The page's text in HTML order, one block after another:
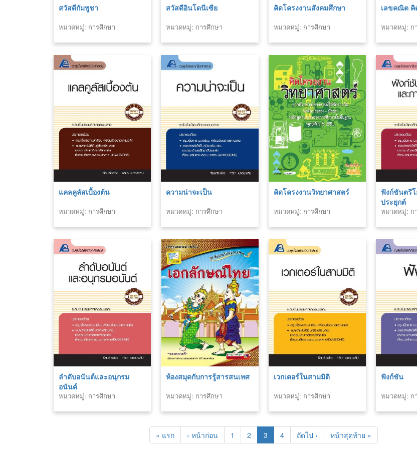
สวัสดีกัมพูชา
หมวดหมู่: การศึกษา
สวัสดีอินโดนีเซีย
หมวดหมู่: การศึกษา
คิดโครงงานสังคมศึกษา
หมวดหมู่: การศึกษา
เลขคณิต คิ
หมวดหมู่: ก
แคลคูลัสเบื้องต้น
หมวดหมู่: การศึกษา
ความน่าจะเป็น
หมวดหมู่: การศึกษา
คิดโครงงานวิทยาศาสตร์
หมวดหมู่: การศึกษา
ฟังก์ชันตรี
ประยุกต์
หมวดหมู่: ก
ลำดับอนันต์และอนุกรม
อนันต์
หมวดหมู่: การศึกษา
ห้องสมุดกับการรู้สารสนเทศ
หมวดหมู่: การศึกษา
เวกเตอร์ในสามมิติ
หมวดหมู่: การศึกษา
ฟังก์ชัน
หมวดหมู่: ก
« แรก ‹ หน้าก่อน 1 2 3 4 ถัดไป › หน้าสุดท้าย »